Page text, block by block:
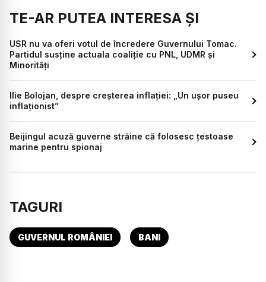
TE-AR PUTEA INTERESA ȘI
USR nu va oferi votul de încredere Guvernului Tomac.
Partidul susține actuala coaliție cu PNL, UDMR și
Minorități
Ilie Bolojan, despre creșterea inflației: „Un ușor puseu
inflaționist”
Beijingul acuză guverne străine că folosesc țestoase
marine pentru spionaj
TAGURI
GUVERNUL ROMÂNIEI BANI